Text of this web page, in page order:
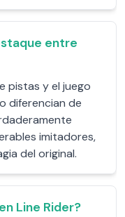
entre
pistas y el juego
diferencian de
imitadores,
del original.
Line Rider?